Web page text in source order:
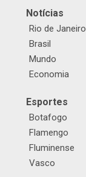
Notícias
Rio de Janeiro
Brasil
Mundo
Economia
Esportes
Botafogo
Flamengo
Fluminense
Vasco